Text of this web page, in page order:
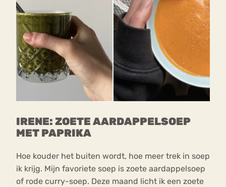
IRENE: ZOETE AARDAPPELSOEP
MET PAPRIKA
Hoe kouder het buiten wordt, hoe meer trek in soep
ik krijg. Mijn favoriete soep is zoete aardappelsoep
of rode curry-soep. Deze maand licht ik een zoete